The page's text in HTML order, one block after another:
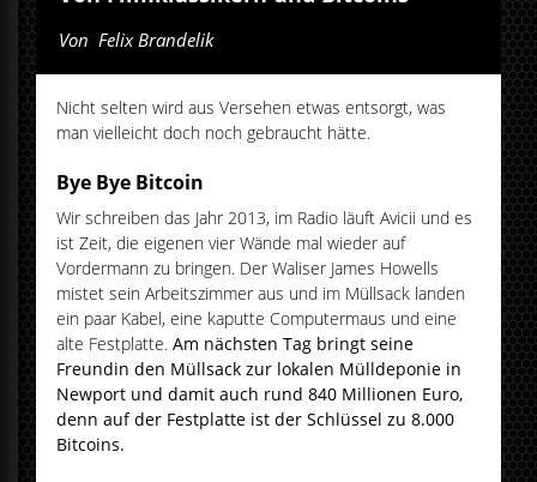
Von Felix Brandelik
Nicht selten wird aus Versehen etwas entsorgt, was
man vielleicht doch noch gebraucht hätte.
Bye Bye Bitcoin
Wir schreiben das Jahr 2013, im Radio läuft Avicii und es
ist Zeit, die eigenen vier Wände mal wieder auf
Vordermann zu bringen. Der Waliser James Howells
mistet sein Arbeitszimmer aus und im Müllsack landen
ein paar Kabel, eine kaputte Computermaus und eine
alte Festplatte.Am nächsten Tag bringt seine
Freundin den Müllsack zur lokalen Mülldeponie in
Newport und damit auch rund 840 Millionen Euro,
denn auf der Festplatte ist der Schlüssel zu 8.000
Bitcoins.